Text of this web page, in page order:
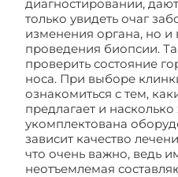
диагностировании,
только увидеть очаг
изменения органа, но и
проведения биопсии.
проверить состояние
носа. При выборе
ознакомиться с тем,
предлагает и
укомплектована
зависит качество
что очень важно, ведь
неотъемлемая